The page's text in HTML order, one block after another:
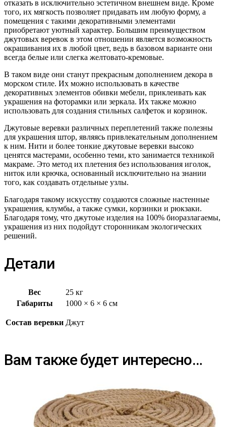
отказать в исключительно эстетичном внешнем виде. Кроме
того, их мягкость позволяет придавать им любую форму, а
помещения с такими декоративными элементами
приобретают уютный характер. Большим преимуществом
джутовых веревок в этом отношении является возможность
окрашивания их в любой цвет, ведь в базовом варианте они
всегда белые или слегка желтовато-кремовые.
В таком виде они станут прекрасным дополнением декора в
морском стиле. Их можно использовать в качестве
декоративных элементов обивки мебели, приклеивать как
украшения на фоторамки или зеркала. Их также можно
использовать для создания стильных салфеток и корзинок.
Джутовые веревки различных переплетений также полезны
для украшения штор, являясь привлекательным дополнением
к ним. Нити и более тонкие джутовые веревки высоко
ценятся мастерами, особенно теми, кто занимается техникой
макраме. Это метод их плетения без использования иголок,
ниток или крючка, основанный исключительно на знании
того, как создавать отдельные узлы.
Благодаря такому искусству создаются сложные настенные
украшения, клумбы, а также сумки, корзинки и рюкзаки.
Благодаря тому, что джутоые изделия на 100% биоразлагаемы,
украшения из них подойдут сторонникам экологических
решений.
Детали
Вес
25 кг
Габариты
1000 × 6 × 6 см
Состав веревки Джут
Вам также будет интересно…